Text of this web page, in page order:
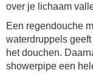
over je lichaam
Een regendouche
waterdruppels
het douchen.
showerpipe een